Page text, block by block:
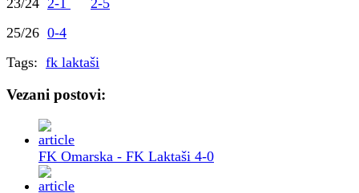
23/24 2-1
2-5
25/26 0-4
Tags: fk laktaši
Vezani postovi:
FK Omarska - FK Laktaši 4-0